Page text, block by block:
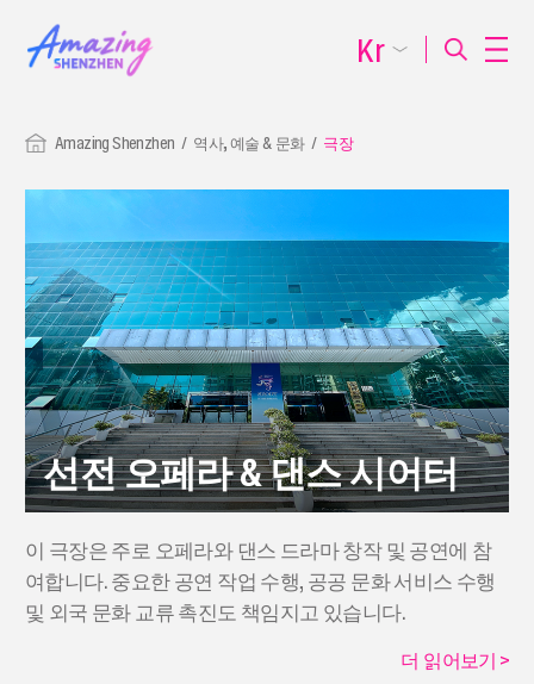
Amazing Shenzhen 역사, 예술 & 문화 극장
선전 오페라 & 댄스 시어터
이 극장은 주로 오페라와 댄스 드라마 창작 및 공연에 참
여합니다. 중요한 공연 작업 수행, 공공 문화 서비스 수행
및 외국 문화 교류 촉진도 책임지고 있습니다.
더 읽어보기 >
Kr